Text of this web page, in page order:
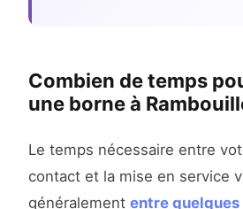
Combien de temps
une borne à
Le temps nécessaire entre
contact et la mise en service
généralement entre quelques